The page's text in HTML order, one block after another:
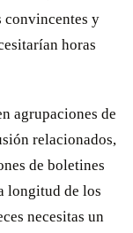
convincentes y
horas
agrupaciones de
relacionados,
de boletines
longitud de los
necesitas un